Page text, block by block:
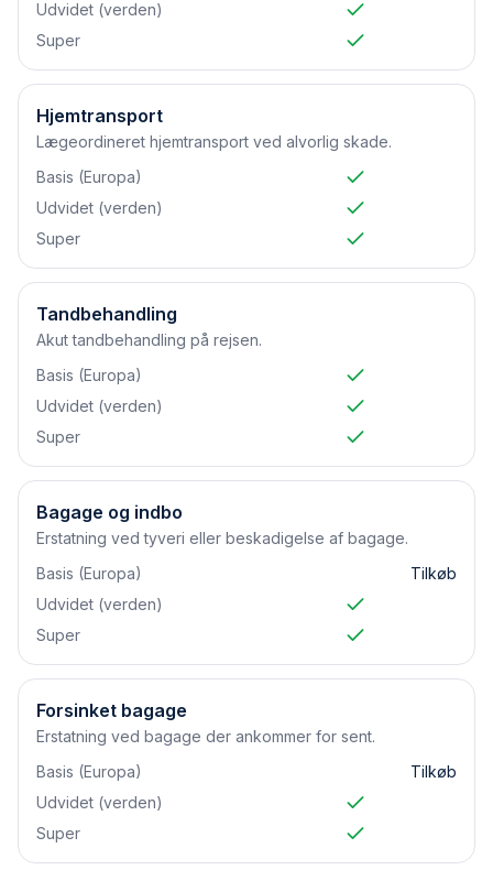
Udvidet (verden)
Super
Hjemtransport
Lægeordineret hjemtransport ved alvorlig skade.
Basis (Europa)
Udvidet (verden)
Super
Tandbehandling
Akut tandbehandling på rejsen.
Basis (Europa)
Udvidet (verden)
Super
Bagage og indbo
Erstatning ved tyveri eller beskadigelse af bagage.
Basis (Europa)
Tilkøb
Udvidet (verden)
Super
Forsinket bagage
Erstatning ved bagage der ankommer for sent.
Basis (Europa)
Tilkøb
Udvidet (verden)
Super